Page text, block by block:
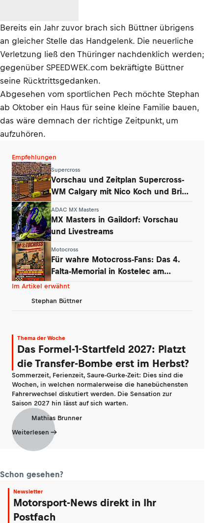
Bereits ein Jahr zuvor brach sich Büttner übrigens
an gleicher Stelle das Handgelenk. Die neuerliche
Verletzung ließ den Thüringer nachdenklich werden;
gegenüber SPEEDWEK.com bekräftigte Büttner
seine Rücktrittsgedanken.
Abgesehen vom sportlichen Pech möchte Stephan
ab Oktober ein Haus für seine kleine Familie bauen,
das wäre demnach der richtige Zeitpunkt, um
aufzuhören.
Empfehlungen
Supercross
Vorschau und Zeitplan Supercross-
WM Calgary mit Nico Koch und Brian
ADAC MX Masters
MX Masters in Gaildorf: Vorschau
und Livestreams
Motocross
Für wahre Motocross-Fans: Das 4.
Falta-Memorial in Kostelec am
Wochenende
Im Artikel erwähnt
Stephan Büttner
Thema der Woche
Das Formel-1-Startfeld 2027: Platzt
die Transfer-Bombe erst im Herbst?
Sommerzeit, Ferienzeit, Saure-Gurke-Zeit: Dies sind die
Wochen, in welchen normalerweise die hanebüchensten
Fahrerwechsel diskutiert werden. Die Sensation zur
Saison 2027 hin lässt auf sich warten.
Mathias Brunner
Weiterlesen
Schon gesehen?
Newsletter
Motorsport-News direkt in Ihr
Postfach